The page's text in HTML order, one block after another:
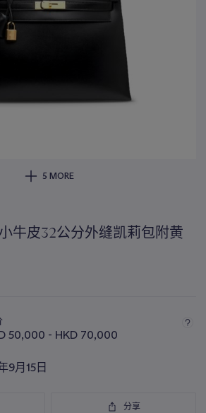
5 MORE
牛皮32公分外缝凯莉包附黄
50,000 - HKD 70,000
9月15日
分享